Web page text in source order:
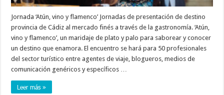
Jornada ‘Atún, vino y flamenco’ Jornadas de presentación de destino
provincia de Cádiz al mercado finés a través de la gastronomía. ‘Atún,
vino y flamenco’, un maridaje de plato y palo para saborear y conocer
un destino que enamora. El encuentro se hará para 50 profesionales
del sector turístico entre agentes de viaje, blogueros, medios de
comunicación genéricos y específicos …
Leer más »